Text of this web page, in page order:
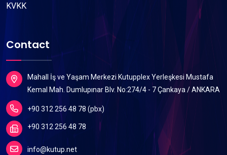
KVKK
Contact
Mahall İş ve Yaşam Merkezi Kutupplex Yerleşkesi Mustafa
Kemal Mah. Dumlupınar Blv. No:274/4 - 7 Çankaya / ANKARA
+90 312 256 48 78 (pbx)
+90 312 256 48 78
info@kutup.net